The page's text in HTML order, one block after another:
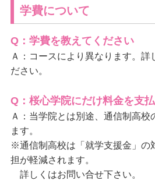
学費について
Q：学費を教えてください
Ａ：コースにより異なります。詳
ださい。
Q： 桜心学院にだけ料金を支
Ａ：当学院とは別途、通信制高校
ます。
※通信制高校は「就学支援金」の
担が軽減されます。
詳しくはお問い合せ下さい。